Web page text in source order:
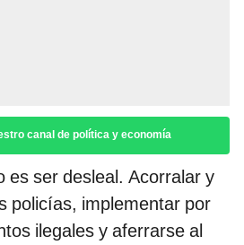
canal de política y economía
es ser desleal. Acorralar y
policías, implementar por
ilegales y aferrarse al